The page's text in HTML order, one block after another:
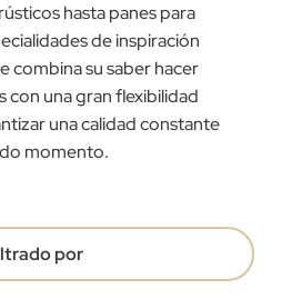
hasta panes para
de inspiración
combina su saber hacer
con una gran flexibilidad
una calidad constante
momento.
por